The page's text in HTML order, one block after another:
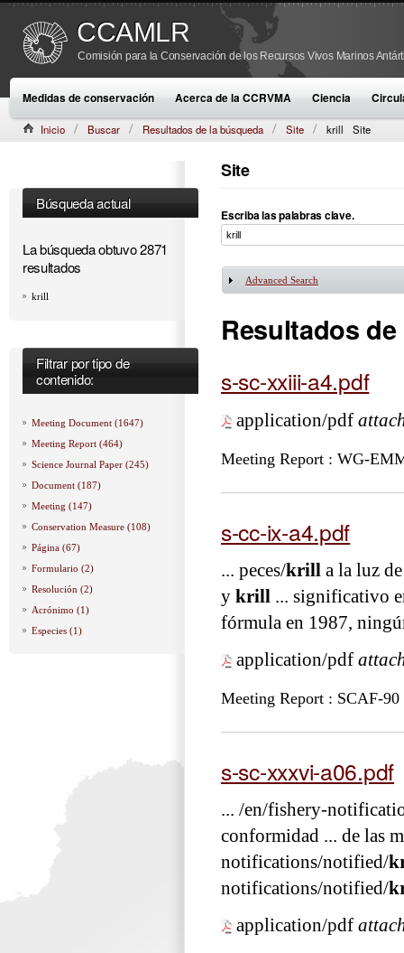
CCAMLR
Comisión para la Conservación de los Recursos Vivos Marinos
Medidas de conservación Acerca de la CCRVMA Ciencia
Inicio Buscar Resultados de la búsqueda Site krill Site
Búsqueda actual
La búsqueda obtuvo 2871
resultados
krill
Filtrar por tipo de
contenido:
Meeting Document (1647)
Meeting Report (464)
Science Journal Paper (245)
Document (187)
Meeting (147)
Conservation Measure (108)
Página (67)
Formulario (2)
Resolución (2)
Acrónimo (1)
Especies (1)
Site
Escriba las palabras clave.
Mostrar
Advanced Search
Resultados
s-sc-xxiii-a4.pdf
application/pdf
Meeting Report : WG-
s-cc-ix-a4.pdf
... peces/krill a la luz
y krill ... significativo
fórmula en 1987,
application/pdf
Meeting Report : SCAF-90
s-sc-xxxvi-a06.pdf
... /en/fishery-
conformidad ... de las
notifications/notified/
notifications/notified/
application/pdf